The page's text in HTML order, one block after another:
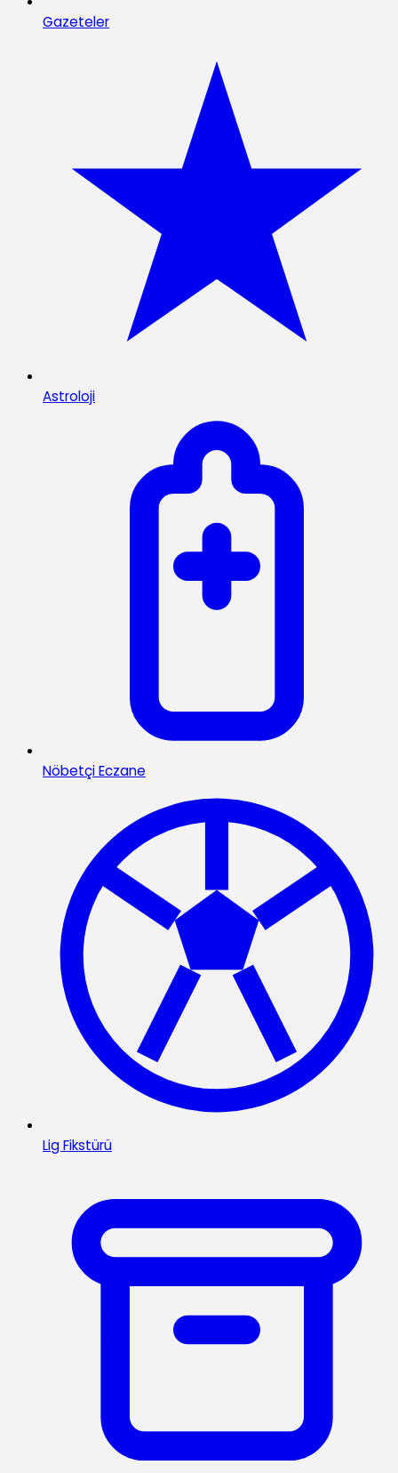
Gazeteler
Astroloji
Nöbetçi Eczane
Lig Fikstürü